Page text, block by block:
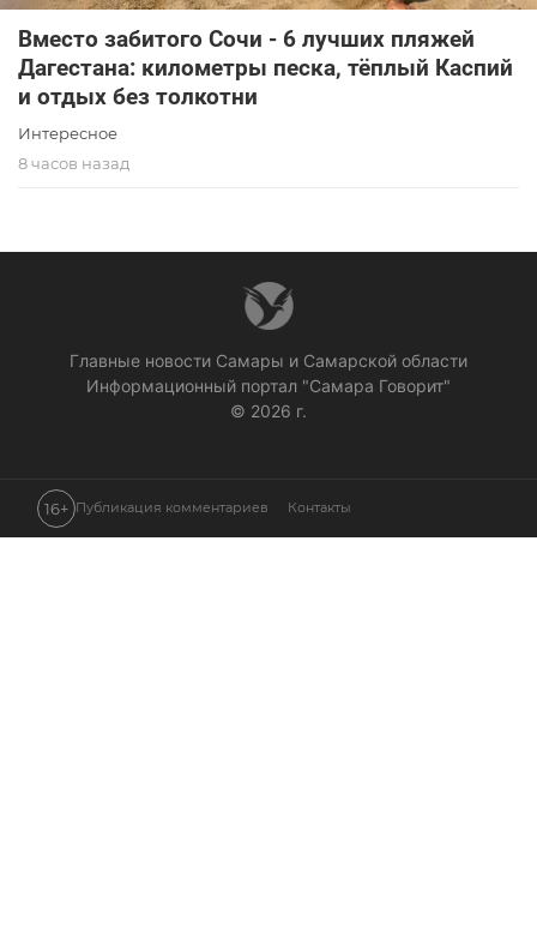
Вместо забитого Сочи - 6 лучших пляжей
Дагестана: километры песка, тёплый Каспий
и отдых без толкотни
Интересное
8 часов назад
Главные новости Самары и Самарской области
Информационный портал "Самара Говорит"
© 2026 г.
16+ Публикация комментариев Контакты